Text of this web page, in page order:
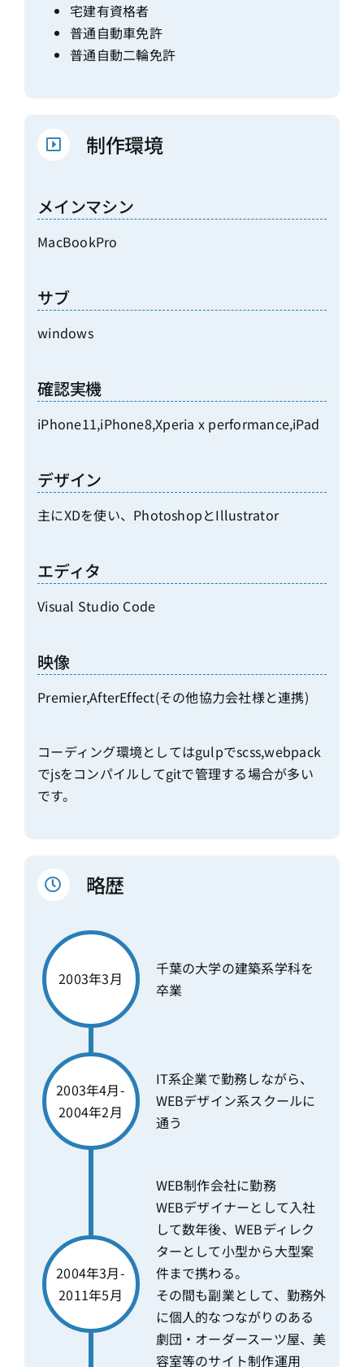
宅建有資格者
普通自動車免許
普通自動二輪免許
制作環境
メインマシン
MacBookPro
サブ
windows
確認実機
iPhone11,iPhone8,Xperia x performance,iPad
デザイン
主にXDを使い、PhotoshopとIllustrator
エディタ
Visual Studio Code
映像
Premier,AfterEffect(その他協力会社様と連携)
コーディング環境としてはgulpでscss,webpack
でjsをコンパイルしてgitで管理する場合が多い
です。
略歴
2003年3月
千葉の大学の建築系学科を
卒業
2003年4月-
2004年2月
IT系企業で勤務しながら、
WEBデザイン系スクールに
通う
2004年3月-
2011年5月
WEB制作会社に勤務
WEBデザイナーとして入社
して数年後、WEBディレク
ターとして小型から大型案
件まで携わる。
その間も副業として、勤務外
に個人的なつながりのある
劇団・オーダースーツ屋、美
容室等のサイト制作運用